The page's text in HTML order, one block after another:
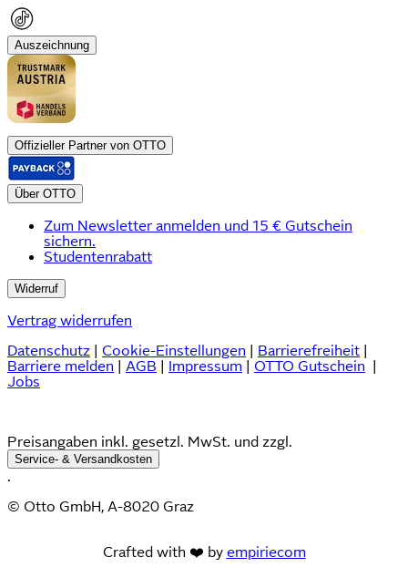
Auszeichnung
Offizieller Partner von OTTO
Über OTTO
Zum Newsletter anmelden und 15 € Gutschein
sichern.
Studentenrabatt
Widerruf
Vertrag widerrufen
Datenschutz
Cookie-Einstellungen Barrierefreiheit
Barriere melden
AGB Impressum OTTO Gutschein
Jobs
Preisangaben inkl. gesetzl. MwSt. und zzgl.
Service- & Versandkosten
.
© Otto GmbH, A-8020 Graz
Crafted with ❤️ by empiriecom